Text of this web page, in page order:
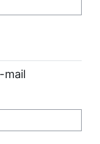
mail